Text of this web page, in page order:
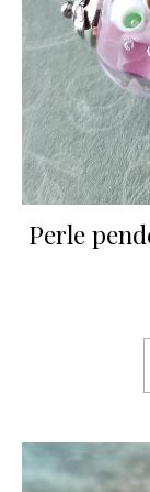
Perle